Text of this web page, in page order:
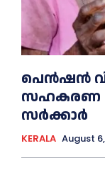
പെൻഷൻ
സഹകരണ
സര്‍ക്കാര്‍
KERALA August